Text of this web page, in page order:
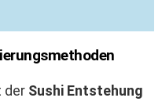
der Sushi Entstehung